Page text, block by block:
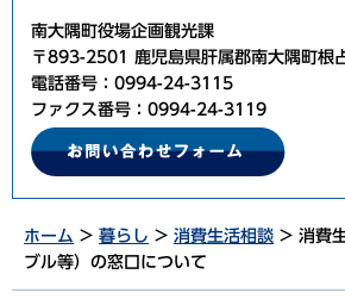
南大隅町役場企画観光課
〒893-2501 鹿児島県肝属郡南大隅町根
電話番号：0994-24-3115
ファクス番号：0994-24-3119
ホーム > 暮らし > 消費生活相談 > 消費
ブル等）の窓口について